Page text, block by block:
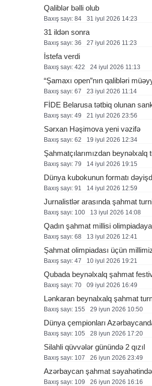
Qaliblər bəlli olub
Baxış sayı: 84 31 i̇yul 2026 14:23
31 ildən sonra
Baxış sayı: 36 27 i̇yul 2026 11:23
İstefa verdi
Baxış sayı: 422 24 i̇yul 2026 11:13
“Şamaxı open”nın qalibləri
Baxış sayı: 67 23 i̇yul 2026 11:14
FİDE Belarusa tətbiq olunan
Baxış sayı: 49 21 i̇yul 2026 23:56
Sərxan Həşimova yeni vəzifə
Baxış sayı: 62 19 i̇yul 2026 12:34
Şahmatçılarımızdan beynəlxalq
Baxış sayı: 79 14 i̇yul 2026 19:15
Dünya kubokunun formatı
Baxış sayı: 91 14 i̇yul 2026 12:59
Jurnalistlər arasında şahmat
Baxış sayı: 100 13 i̇yul 2026 14:08
Qadın şahmat millisi
Baxış sayı: 68 13 i̇yul 2026 12:41
Şahmat olimpiadası üçün
Baxış sayı: 47 10 i̇yul 2026 19:21
Qubada beynəlxalq şahmat
Baxış sayı: 70 09 i̇yul 2026 16:49
Lənkaran beynalxalq şahmat
Baxış sayı: 155 29 i̇yun 2026 10:50
Dünya çempionları
Baxış sayı: 105 28 i̇yun 2026 17:20
Silahli qüvvələr günündə 2 qızıl
Baxış sayı: 107 26 i̇yun 2026 23:49
Azərbaycan şahmat
Baxış sayı: 109 26 i̇yun 2026 16:16